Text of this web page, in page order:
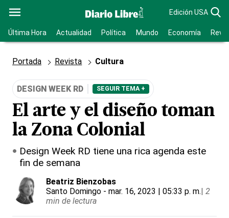
Edición USA
Última Hora Actualidad Política Mundo Economía
Portada Revista Cultura
DESIGN WEEK RD SEGUIR TEMA +
El arte y el diseño toman
la Zona Colonial
Design Week RD tiene una rica agenda este
fin de semana
Beatriz Bienzobas
Santo Domingo - mar. 16, 2023 | 05:33 p. m.| 2
min de lectura